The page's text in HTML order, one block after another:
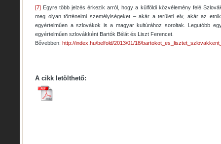
[7] Egyre több jelzés érkezik arról, hogy a külföldi közvélemény felé
meg olyan történelmi személyiségeket – akár a területi elv, akár az
egyértelműen a szlovákok is a magyar kultúrához soroltak. Legutóbb
egyértelműen szlovákként Bartók Bélát és Liszt Ferencet.
Bővebben: http://index.hu/belfold/2013/01/18/
A cikk letölthető: